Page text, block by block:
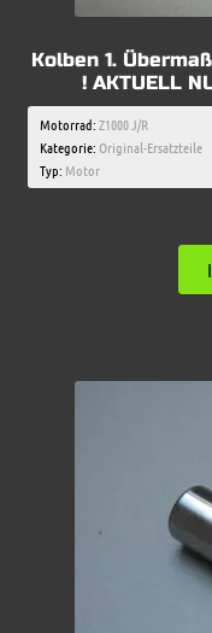
Kolben 1.
! AKTUELL
Motorrad:Z1000 J/R
Kategorie:Original-Ersatzteile
Typ: Motor